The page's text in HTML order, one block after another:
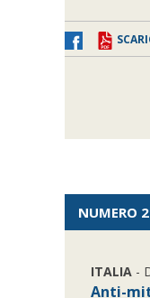
NUMERO
ITALIA -
Anti-